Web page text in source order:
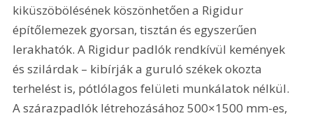
kiküszöbölésének köszönhetően a Rigidur
építőlemezek gyorsan, tisztán és egyszerűen
lerakhatók. A Rigidur padlók rendkívül kemények
és szilárdak – kibírják a guruló székek okozta
terhelést is, pótlólagos felületi munkálatok nélkül.
A szárazpadlók létrehozásához 500×1500 mm-es,